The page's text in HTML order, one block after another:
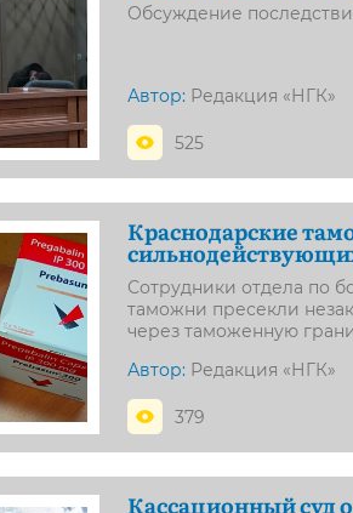
Обсуждение
Автор: Редакция «НГК»
525
Краснодарские
Сотрудники отдела по
таможни пресекли
через таможенную
Автор: Редакция «НГК»
379
Кассационный суд